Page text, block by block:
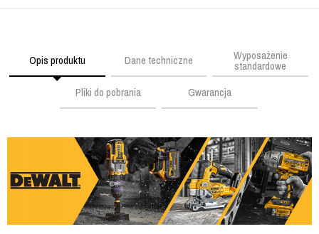
Opis produktu Dane techniczne Wyposażenie
standardowe
Pliki do pobrania
Gwarancja